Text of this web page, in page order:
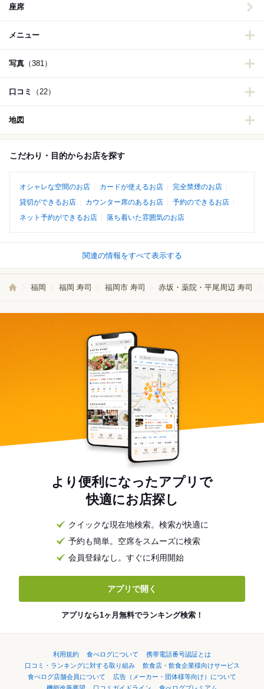
座席
メニュー
写真 （381）
口コミ （22）
地図
こだわり・目的からお店を探す
オシャレな空間のお店 カードが使えるお店
完全禁煙のお店
貸切ができるお店
カウンター席のあるお店
予約のできるお店
ネット予約ができるお店
落ち着いた雰囲気のお店
関連の情報をすべて表示する
福岡 福岡 寿司 福岡市 寿司 赤坂・薬院・平尾周辺 寿司
より便利になったアプリで
快適にお店探し
クイックな現在地検索。検索が快適に
予約も簡単。空席をスムーズに検索
会員登録なし。すぐに利用開始
アプリで開く
アプリなら1ヶ月無料でランキング検索！
利用規約 食べログについて
携帯電話番号認証とは
口コミ・ランキングに対する取り組み
飲食店・飲食企業様向けサービス
食べログ店舗会員について
広告（メーカー・団体様等向け）について